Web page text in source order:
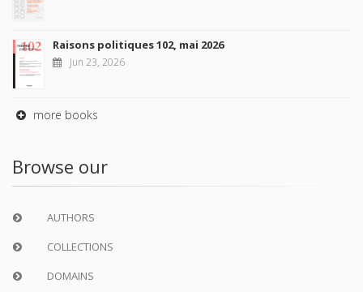
Raisons politiques 102, mai 2026
Jun 23, 2026
more books
Browse our
AUTHORS
COLLECTIONS
DOMAINS